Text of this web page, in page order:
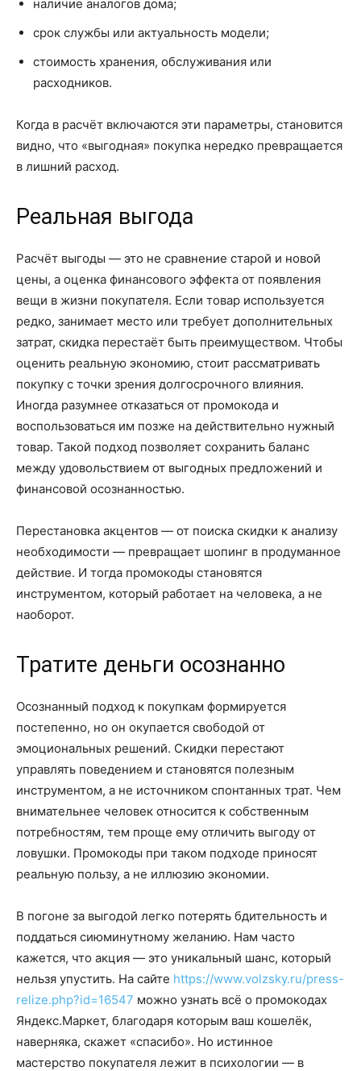
наличие аналогов дома;
срок службы или актуальность модели;
стоимость хранения, обслуживания или
расходников.
Когда в расчёт включаются эти параметры, становится
видно, что «выгодная» покупка нередко превращается
в лишний расход.
Реальная выгода
Расчёт выгоды — это не сравнение старой и новой
цены, а оценка финансового эффекта от появления
вещи в жизни покупателя. Если товар используется
редко, занимает место или требует дополнительных
затрат, скидка перестаёт быть преимуществом. Чтобы
оценить реальную экономию, стоит рассматривать
покупку с точки зрения долгосрочного влияния.
Иногда разумнее отказаться от промокода и
воспользоваться им позже на действительно нужный
товар. Такой подход позволяет сохранить баланс
между удовольствием от выгодных предложений и
финансовой осознанностью.
Перестановка акцентов — от поиска скидки к анализу
необходимости — превращает шопинг в продуманное
действие. И тогда промокоды становятся
инструментом, который работает на человека, а не
наоборот.
Тратите деньги осознанно
Осознанный подход к покупкам формируется
постепенно, но он окупается свободой от
эмоциональных решений. Скидки перестают
управлять поведением и становятся полезным
инструментом, а не источником спонтанных трат. Чем
внимательнее человек относится к собственным
потребностям, тем проще ему отличить выгоду от
ловушки. Промокоды при таком подходе приносят
реальную пользу, а не иллюзию экономии.
В погоне за выгодой легко потерять бдительность и
поддаться сиюминутному желанию. Нам часто
кажется, что акция — это уникальный шанс, который
нельзя упустить. На сайте https://www.volzsky.ru/press-
relize.php?id=16547 можно узнать всё о промокодах
Яндекс.Маркет, благодаря которым ваш кошелёк,
наверняка, скажет «спасибо». Но истинное
мастерство покупателя лежит в психологии — в